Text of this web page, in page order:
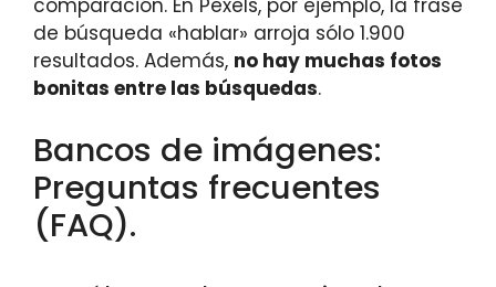
comparación. En Pexels, por ejemplo, la frase
de búsqueda «hablar» arroja sólo 1.900
resultados. Además, no hay muchas fotos
bonitas entre las búsquedas.
Bancos de imágenes:
Preguntas frecuentes
(FAQ).